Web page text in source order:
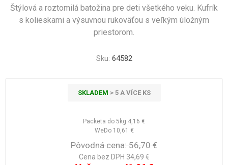
Štýlová a roztomilá batožina pre deti všetkého veku. Kufrík
s kolieskami a výsuvnou rukoväťou s veľkým úložným
priestorom.
Sku: 64582
SKLADEM > 5 A VÍCE KS
Packeta do 5kg 4,16 €
WeDo 10,61 €
Pôvodná cena: 56,70 €
Cena bez DPH 34,69 €